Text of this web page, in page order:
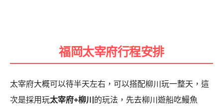
福岡太宰府行程安排
太宰府大概可以待半天左右，可以搭配柳川玩一整天， 這
次是採用玩太宰府+柳川 的玩法，先去柳川遊船吃鰻魚